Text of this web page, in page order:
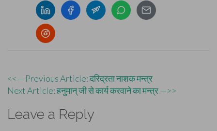
Post
navigation
<<— Previous Article: दरिद्रता नाशक मन्त्र
Next Article: हनुमान् जी से कार्य करवाने का मन्त्र —>>
Leave a Reply